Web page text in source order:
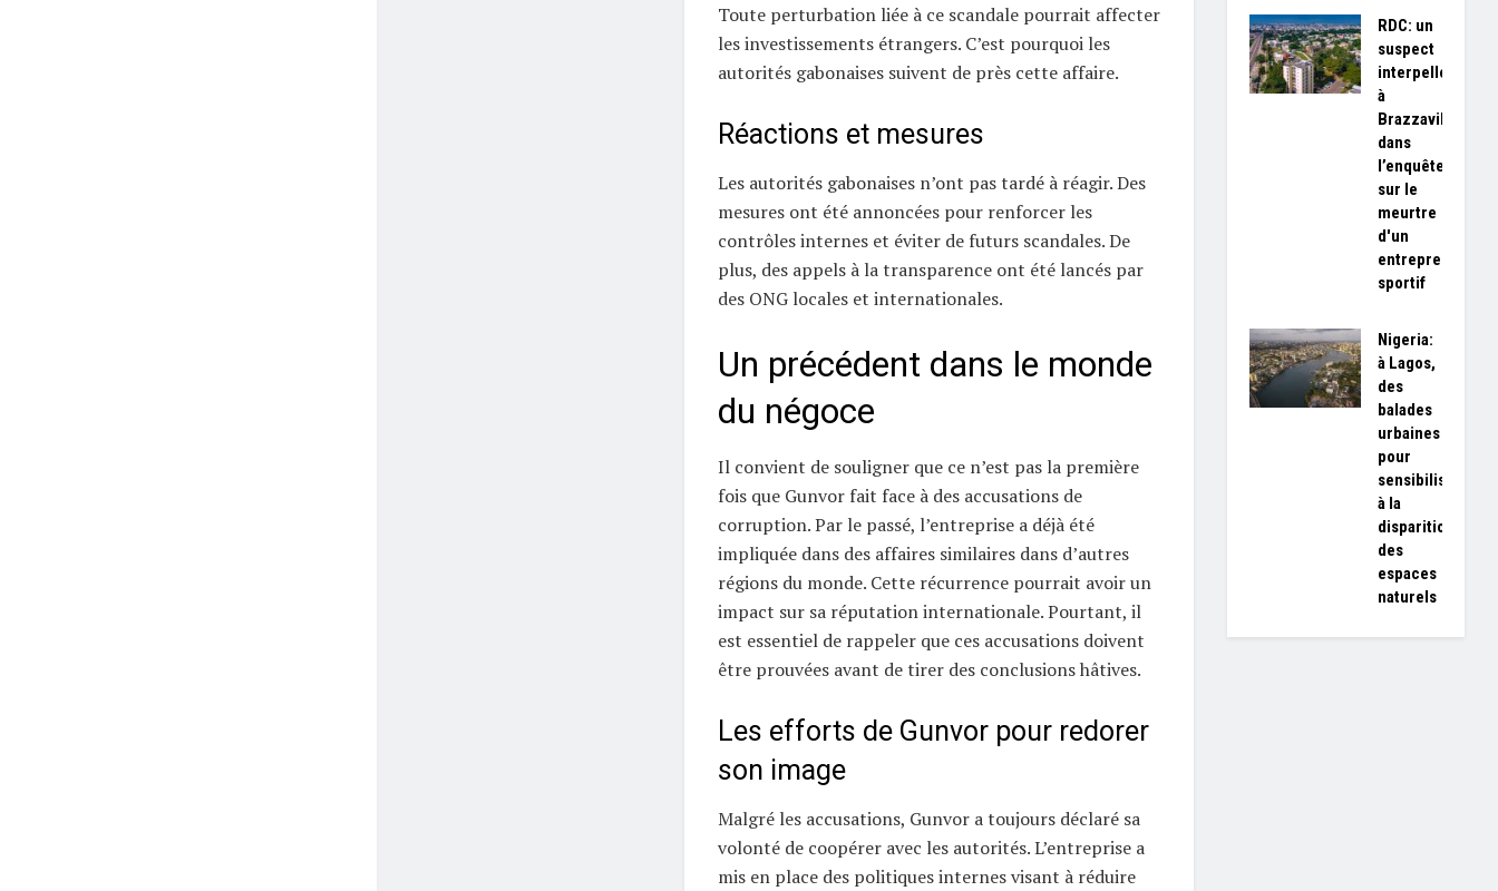
Toute perturbation liée à ce scandale pourrait affecter
les investissements étrangers. C’est pourquoi les
autorités gabonaises suivent de près cette affaire.
Réactions et mesures
Les autorités gabonaises n’ont pas tardé à réagir. Des
mesures ont été annoncées pour renforcer les
contrôles internes et éviter de futurs scandales. De
plus, des appels à la transparence ont été lancés par
des ONG locales et internationales.
Un précédent dans le monde
du négoce
Il convient de souligner que ce n’est pas la première
fois que Gunvor fait face à des accusations de
corruption. Par le passé, l’entreprise a déjà été
impliquée dans des affaires similaires dans d’autres
régions du monde. Cette récurrence pourrait avoir un
impact sur sa réputation internationale. Pourtant, il
est essentiel de rappeler que ces accusations doivent
être prouvées avant de tirer des conclusions hâtives.
Les efforts de Gunvor pour redorer
son image
Malgré les accusations, Gunvor a toujours déclaré sa
volonté de coopérer avec les autorités. L’entreprise a
mis en place des politiques internes visant à réduire
RDC: un
suspect
interpellé
à
Brazzaville
dans
l’enquête
sur le
meurtre
d'un
entrepreneur
sportif
Nigeria:
à Lagos,
des
balades
urbaines
pour
sensibiliser
à la
disparition
des
espaces
naturels